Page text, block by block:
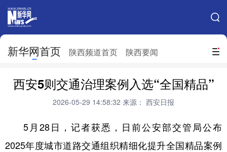
搜索
新华网首页 陕西频道首页 陕西要闻
网站地图
北京 天津 河北 山西
安徽 福建
西安5则交通治理案例入选“全国精品”
2026-05-29 14:58:32 来源： 西安日报
5月28日，记者获悉，日前公安部交管局公布
2025年度城市道路交通组织精细化提升全国精品案例